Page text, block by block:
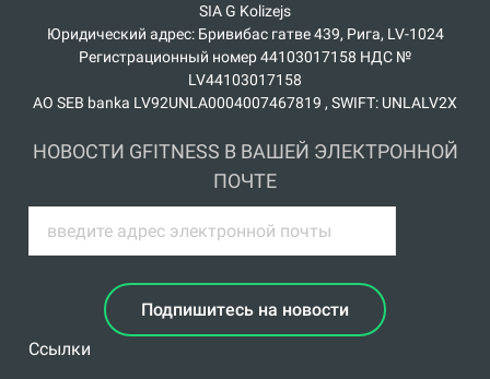
SIA G Kolizejs
Юридический адрес: Бривибас гатве 439, Рига, LV-1024
Регистрационный номер 44103017158 НДС №
LV44103017158
АО SEB banka LV92UNLA0004007467819 , SWIFT: UNLALV2X
НОВОСТИ GFITNESS В ВАШЕЙ ЭЛЕКТРОННОЙ
ПОЧТЕ
Подпишитесь на новости
Ссылки